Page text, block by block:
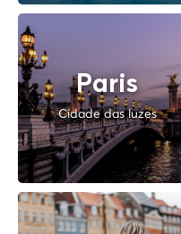
Paris
Cidade das luzes